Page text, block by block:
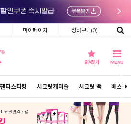
마이페이지 장바구니(0)
즐겨찾기 MENU
팬티스타킹 시크릿캐미솔 시크릿 백 베스트